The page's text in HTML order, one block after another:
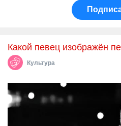
Какой певец изображён
Культура